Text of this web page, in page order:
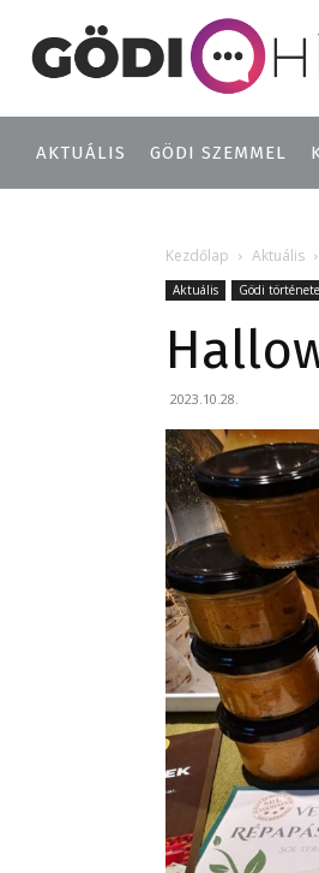
AKTUÁLIS GÖDI SZEMMEL
Kezdőlap Aktuális
Aktuális Gödi
2023.10.28.